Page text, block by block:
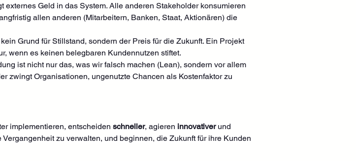
externes Geld in das System. Alle anderen Stakeholder konsumieren
allen anderen (Mitarbeitern, Banken, Staat, Aktionären) die
Grund für Stillstand, sondern der Preis für die Zukunft. Ein Projekt
wenn es keinen belegbaren Kundennutzen stiftet.
ist nicht nur das, was wir falsch machen (Lean), sondern vor allem
zwingt Organisationen, ungenutzte Chancen als Kostenfaktor zu
implementieren, entscheiden schneller, agieren innovativer und
zu verwalten, und beginnen, die Zukunft für ihre Kunden